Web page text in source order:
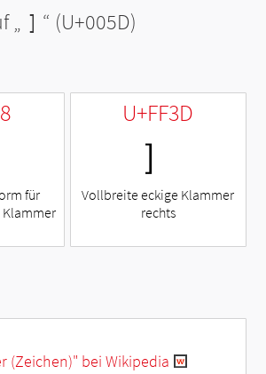
„ ] “ (U+005D)
für
Klammer
U+FF3D
］
Vollbreite eckige Klammer
rechts
(Zeichen)" bei Wikipedia